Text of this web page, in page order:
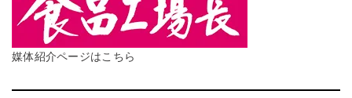
媒体紹介ページはこちら